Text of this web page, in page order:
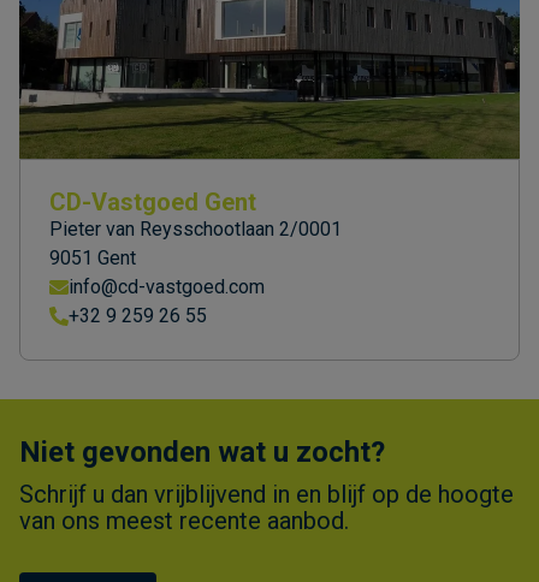
CD-Vastgoed Gent
Pieter van Reysschootlaan 2/0001
9051 Gent
info@cd-vastgoed.com
+32 9 259 26 55
Niet gevonden wat u zocht?
Schrijf u dan vrijblijvend in en blijf op de hoogte
van ons meest recente aanbod.